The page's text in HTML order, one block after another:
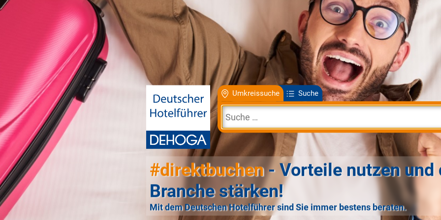
Umkreissuche Suche
#direktbuchen- Vorteile nutzen und
Branche stärken!
Mit dem Deutschen Hotelführer sind Sie immer bestens beraten.